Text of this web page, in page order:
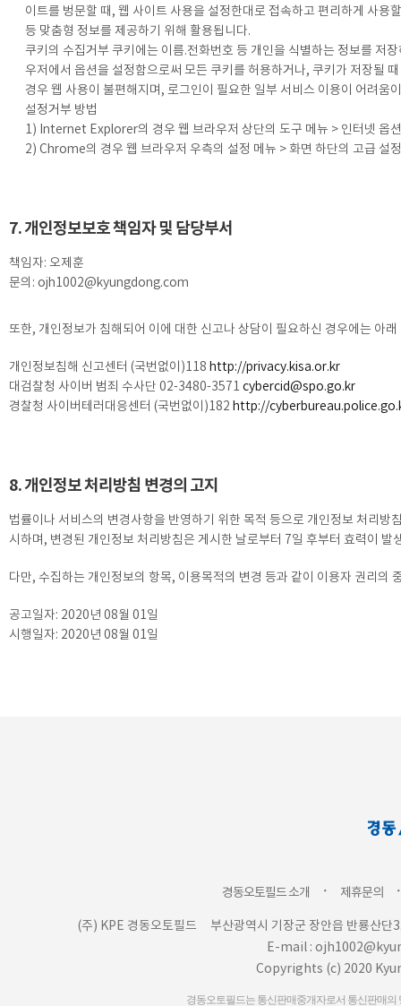
이트를 벙문할 때, 웹 사이트 사용을 설정한대로 접속하고 편리하게 사
등 맞춤형 정보를 제공하기 위해 활용됩니다.
쿠키의 수집거부 쿠키에는 이름.전화번호 등 개인을 식별하는 정보를 저
우저에서 옵션을 설정함으로써 모든 쿠키를 허용하거나, 쿠키가 저장될
경우 웹 사용이 불편해지며, 로그인이 필요한 일부 서비스 이용이 어려움
설정거부 방법
1) Internet Explorer의 경우 웹 브라우저 상단의 도구 메뉴 > 인터넷 옵
2) Chrome의 경우 웹 브라우저 우측의 설정 메뉴 > 화면 하단의 고급 설
7. 개인정보보호 책임자 및 담당부서
책임자: 오제훈
문의: ojh1002@kyungdong.com
또한, 개인정보가 침해되어 이에 대한 신고나 상담이 필요하신 경우에는 아
개인정보침해 신고센터 (국번없이)118 http://privacy.kisa.or.kr
대검찰청 사이버 범죄 수사단 02-3480-3571 cybercid@spo.go.kr
경찰청 사이버테러대응센터 (국번없이)182 http://
8. 개인정보 처리방침 변경의 고지
법률이나 서비스의 변경사항을 반영하기 위한 목적 등으로 개인정보 처리
시하며, 변경된 개인정보 처리방침은 게시한 날로부터 7일 후부터 효력이 발
다만, 수집하는 개인정보의 항목, 이용목적의 변경 등과 같이 이용자 권리의
공고일자: 2020년 08월 01일
시행일자: 2020년 08월 01일
경동오토필드 소개 ㆍ 제휴문의
(주) KPE 경동오토필드
부산광역시 기장군 장안읍 반룡산단
E-mail :
Copyrights (c) 2020
경동오토필드는 통신판매중개자로서 통신판매의